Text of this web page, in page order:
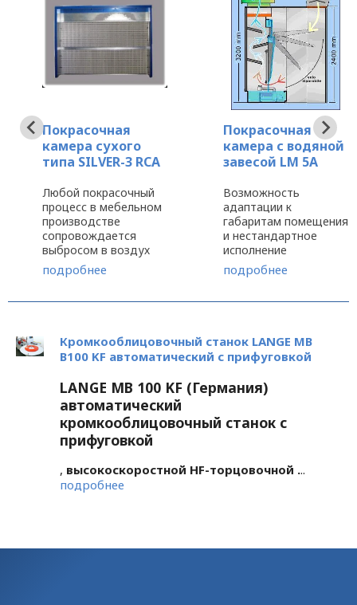
Покрасочная
камера сухого
типа SILVER-3 RCA
Любой покрасочный
процесс в мебельном
производстве
сопровождается
выбросом в воздух
вредных пигментов
при распылении
целью их фильтрации
создаются
покрасочные камеры.
Одной из них
является покрасочная
камера SILVER-3 ...
подробнее
Покрасочная
камера с водяной
завесой LM 5A
Возможность
адаптации к
габаритам помещения
и нестандартное
исполнение
покрасочной камеры с
водяной завесой LM
4-ступенчатую
повышающей
качество отделки,
сделали её
популярной среди
покупателей.
подробнее
Кромкооблицовочный станок LANGE MB
B100 KF автоматический с прифуговкой
LANGE MB 100 KF (Германия)
автоматический
кромкооблицовочный станок с
прифуговкой
, высокоскоростной HF-торцовочной ...
подробнее